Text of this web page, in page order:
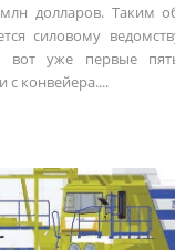
долларов. Таким
силовому
вот уже первые
с конвейера....